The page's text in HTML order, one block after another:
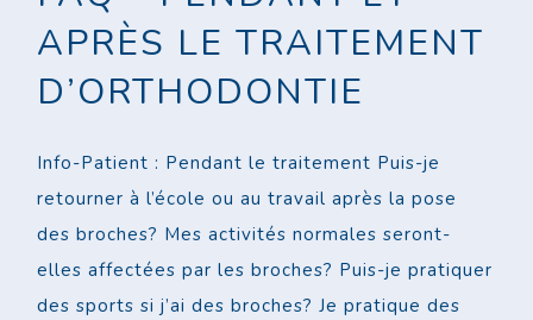
APRÈS LE TRAITEMENT
D’ORTHODONTIE
Info-Patient : Pendant le traitement Puis-je
retourner à l’école ou au travail après la pose
des broches? Mes activités normales seront-
elles affectées par les broches? Puis-je pratiquer
des sports si j’ai des broches? Je pratique des